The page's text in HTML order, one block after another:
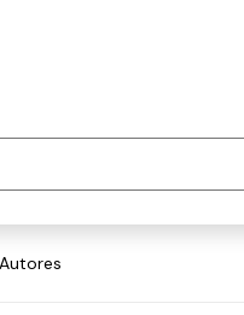
Autores